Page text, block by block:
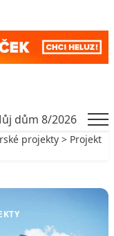
projekty > Projekt